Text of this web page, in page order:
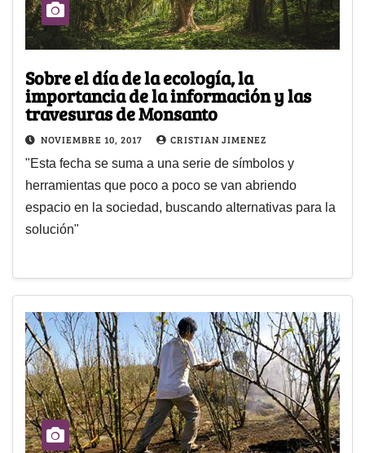
Sobre el día de la ecología, la
importancia de la información y las
travesuras de Monsanto
NOVIEMBRE 10, 2017 CRISTIAN JIMENEZ
"Esta fecha se suma a una serie de símbolos y
herramientas que poco a poco se van abriendo
espacio en la sociedad, buscando alternativas para la
solución"